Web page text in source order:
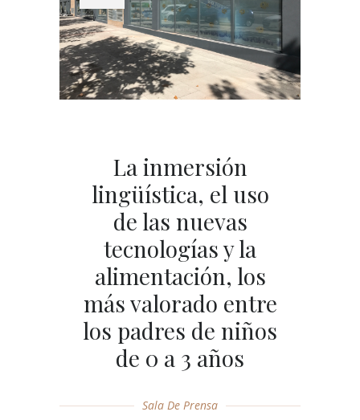
La inmersión
lingüística, el uso
de las nuevas
tecnologías y la
alimentación, los
más valorado entre
los padres de niños
de 0 a 3 años
Sala De Prensa